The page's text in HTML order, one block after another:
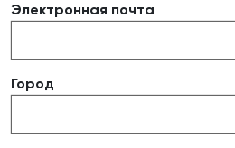
Электронная почта
Город